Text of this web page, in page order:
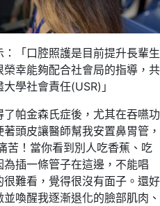
「口腔照護是目前提升長輩生
幸能夠配合社會局的指導，共
學社會責任(USR)」
帕金森氏症後，尤其在吞嚥功
頭皮讓醫師幫我安置鼻胃管，
苦！當你看到別人吃香蕉、吃
插一條管子在這邊，不能唱
難看，覺得很沒有面子。還好
喚醒我逐漸退化的臉部肌肉、